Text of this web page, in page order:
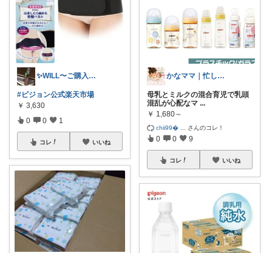
✨WILL〜ご購入感謝✨
#ピジョン公式楽天市場
￥ 3,630
0 0 1
コレ いいね
かなママ｜忙しいママへ商品紹介
母乳とミルクの混合育児で乳頭
混乱が心配なマ ...
￥ 1,680～
chii99 さんのコレ！
0 0 9
コレ いいね